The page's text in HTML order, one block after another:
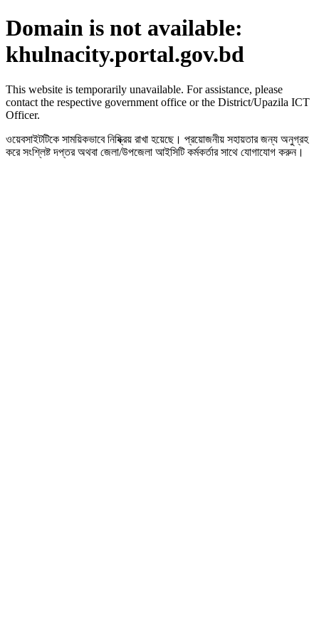
Domain is not available:
khulnacity.portal.gov.bd
This website is temporarily unavailable. For assistance, please
contact the respective government office or the District/Upazila ICT
Officer.
ওয়েবসাইটটিকে সাময়িকভাবে নিষ্ক্রিয় রাখা হয়েছে। প্রয়োজনীয় সহায়তার জন্য অনুগ্রহ
করে সংশ্লিষ্ট দপ্তর অথবা জেলা/উপজেলা আইসিটি কর্মকর্তার সাথে যোগাযোগ করুন।